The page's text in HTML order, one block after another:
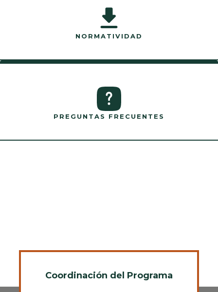
NORMATIVIDAD
PREGUNTAS FRECUENTES
Coordinación del Programa